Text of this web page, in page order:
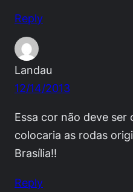
Reply
Landau
12/14/2013
Essa cor não deve
colocaria as rodas
Brasília!!
Reply